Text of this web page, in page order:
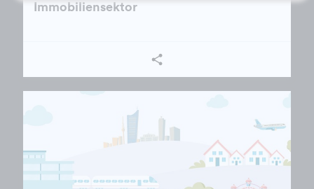
Immobiliensektor